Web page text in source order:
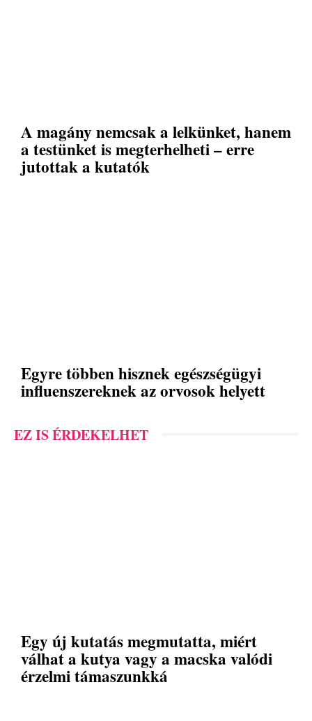
A magány nemcsak a lelkünket, hanem
a testünket is megterhelheti – erre
jutottak a kutatók
Egyre többen hisznek egészségügyi
influenszereknek az orvosok helyett
EZ IS ÉRDEKELHET
Egy új kutatás megmutatta, miért
válhat a kutya vagy a macska valódi
érzelmi támaszunkká